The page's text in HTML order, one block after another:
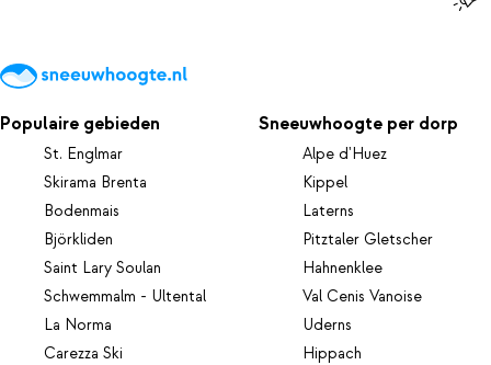
Populaire gebieden
St. Englmar
Skirama Brenta
Bodenmais
Björkliden
Saint Lary Soulan
Schwemmalm - Ultental
La Norma
Carezza Ski
Sneeuwhoogte per dorp
Alpe d'Huez
Kippel
Laterns
Pitztaler Gletscher
Hahnenklee
Val Cenis Vanoise
Uderns
Hippach